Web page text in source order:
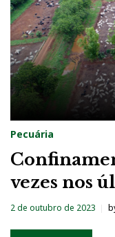
G
a
d
o
d
e
C
o
r
t
e
Pecuária
vezes nos
2 de outubro de 2023